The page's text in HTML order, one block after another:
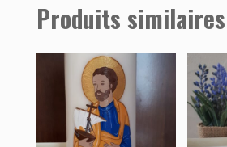
Produits similaires